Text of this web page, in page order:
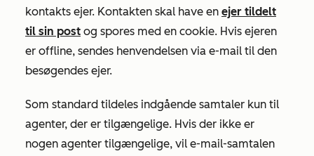
kontakts ejer. Kontakten skal have en ejer tildelt
til sin post og spores med en cookie. Hvis ejeren
er offline, sendes henvendelsen via e-mail til den
besøgendes ejer.
Som standard tildeles indgående samtaler kun til
agenter, der er tilgængelige. Hvis der ikke er
nogen agenter tilgængelige, vil e-mail-samtalen